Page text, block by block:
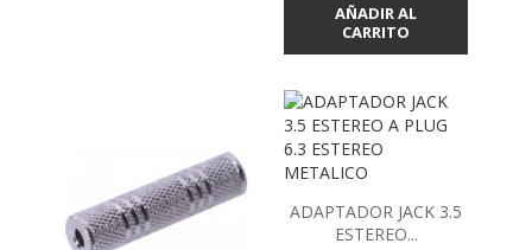
AÑADIR AL
CARRITO
ADAPTADOR JACK 3.5
ESTEREO...